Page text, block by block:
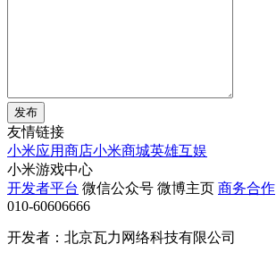
发布
友情链接
小米应用商店小米商城英雄互娱
小米游戏中心
开发者平台 微信公众号 微博主页 商务合作
010-60606666
开发者：北京瓦力网络科技有限公司